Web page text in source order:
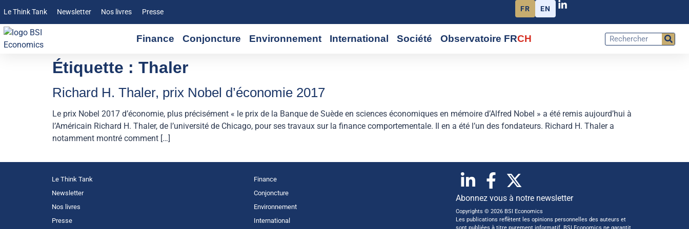
Le Think Tank Newsletter Nos livres Presse FR EN
Finance Conjoncture Environnement International Société Observatoire FRCH
Étiquette : Thaler
Richard H. Thaler, prix Nobel d’économie 2017
Le prix Nobel 2017 d’économie, plus précisément « le prix de la Banque de Suède en sciences économiques en mémoire d’Alfred Nobel » a été remis aujourd’hui à
l’Américain Richard H. Thaler, de l’université de Chicago, pour ses travaux sur la finance comportementale. Il en a été l’un des fondateurs. Richard H. Thaler a
notamment montré comment […]
Le Think Tank
Newsletter
Nos livres
Presse
Finance
Conjoncture
Environnement
International
Abonnez vous à notre newsletter
Copyrights © 2026 BSI Economics
Les publications reflètent les opinions personnelles des auteurs et